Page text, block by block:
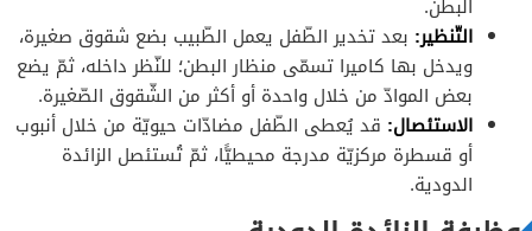
البطن.
التّنظير: بعد تخدير الطّفل يعمل الطّبيب بضع شقوق صغيرة،
ويدخل بها كاميرا تسمّى منظار البطن؛ للنّظر داخله، ثمّ يضع
بعض الموادّ من خلال واحدة أو أكثر من الشّقوق الصّغيرة.
الاستئصال: قد يُعطى الطّفل مضادّات حيويّة من خلال أنبوب
أو قسطرة مركزيّة مدرجة محيطيًّا، ثمّ تُستئصل الزائدة
الدودية.